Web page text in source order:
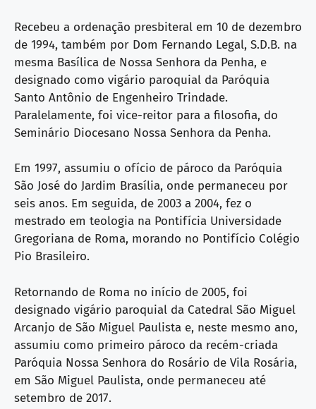
Recebeu a ordenação presbiteral em 10 de dezembro
de 1994, também por Dom Fernando Legal, S.D.B. na
mesma Basílica de Nossa Senhora da Penha, e
designado como vigário paroquial da Paróquia
Santo Antônio de Engenheiro Trindade.
Paralelamente, foi vice-reitor para a filosofia, do
Seminário Diocesano Nossa Senhora da Penha.
Em 1997, assumiu o ofício de pároco da Paróquia
São José do Jardim Brasília, onde permaneceu por
seis anos. Em seguida, de 2003 a 2004, fez o
mestrado em teologia na Pontifícia Universidade
Gregoriana de Roma, morando no Pontifício Colégio
Pio Brasileiro.
Retornando de Roma no início de 2005, foi
designado vigário paroquial da Catedral São Miguel
Arcanjo de São Miguel Paulista e, neste mesmo ano,
assumiu como primeiro pároco da recém-criada
Paróquia Nossa Senhora do Rosário de Vila Rosária,
em São Miguel Paulista, onde permaneceu até
setembro de 2017.